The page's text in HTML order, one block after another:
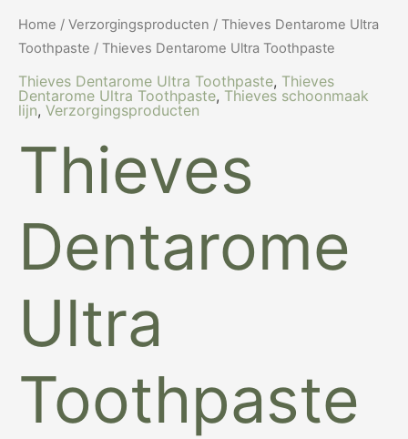
Home / Verzorgingsproducten / Thieves Dentarome Ultra
Toothpaste / Thieves Dentarome Ultra Toothpaste
Thieves Dentarome Ultra Toothpaste, Thieves
Dentarome Ultra Toothpaste, Thieves schoonmaak
lijn, Verzorgingsproducten
Thieves
Dentarome
Ultra
Toothpaste